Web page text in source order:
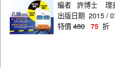
編者 許博士
理
出版日期 2015 /
特價480 75 折